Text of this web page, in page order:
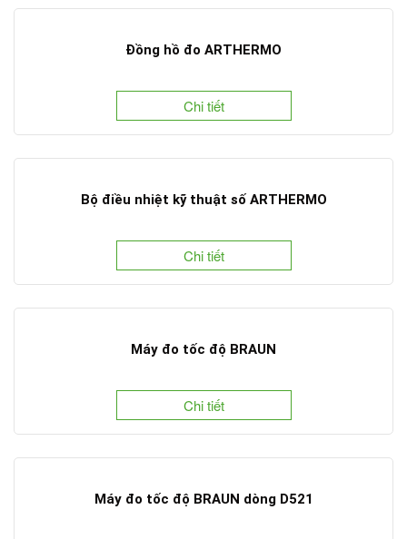
Đồng hồ đo ARTHERMO
Chi tiết
Bộ điều nhiệt kỹ thuật số ARTHERMO
Chi tiết
Máy đo tốc độ BRAUN
Chi tiết
Máy đo tốc độ BRAUN dòng D521